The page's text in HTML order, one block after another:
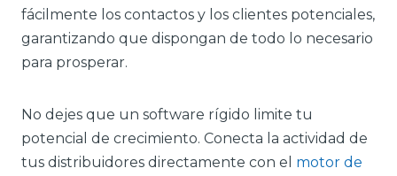
fácilmente los contactos y los clientes potenciales,
garantizando que dispongan de todo lo necesario
para prosperar.
No dejes que un software rígido limite tu
potencial de crecimiento. Conecta la actividad de
tus distribuidores directamente con el motor de